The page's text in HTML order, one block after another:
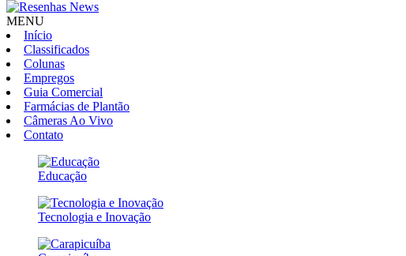
MENU
Início
Classificados
Colunas
Empregos
Guia Comercial
Farmácias de Plantão
Câmeras Ao Vivo
Contato
Educação
Tecnologia e Inovação